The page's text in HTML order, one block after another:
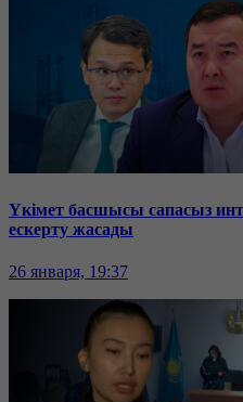
Үкімет басшысы сапасыз
ескерту жасады
26 января, 19:37